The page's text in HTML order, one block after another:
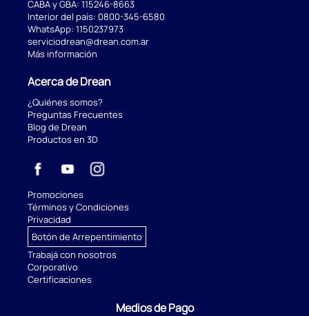
CABA y GBA: 115246-8663
Interior del país: 0800-345-6580
WhatsApp: 1150237973
serviciodrean@drean.com.ar
Más información
Acerca de Drean
¿Quiénes somos?
Preguntas Frecuentes
Blog de Drean
Productos en 3D
Promociones
Términos y Condiciones
Privacidad
Botón de Arrepentimiento
Trabajá con nosotros
Corporativo
Certificaciones
Medios de Pago